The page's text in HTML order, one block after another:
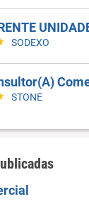
SODEXO
STONE